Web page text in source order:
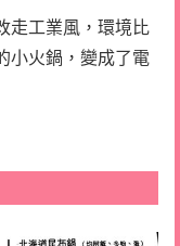
走工業風，環境比
小火鍋，變成了電